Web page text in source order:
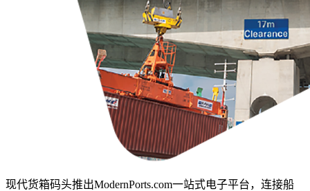
现代货箱码头推出ModernPorts.com一站式电子平台，连接船